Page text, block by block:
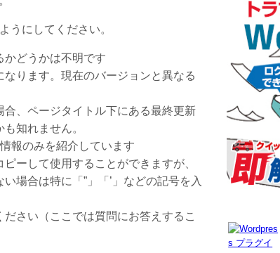
うにしてください。
かどうかは不明です
ります。現在のバージョンと異なる
、ページタイトル下にある最終更新
知れません。
報のみを紹介しています
ーして使用することができますが、
場合は特に「”」「’」などの記号を入
さい（ここでは質問にお答えするこ